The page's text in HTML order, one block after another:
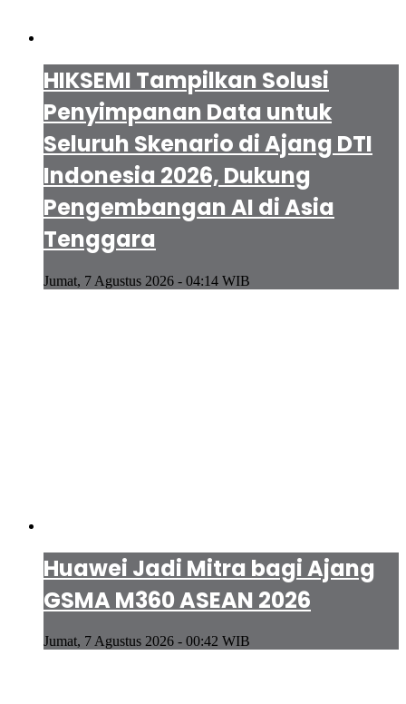
HIKSEMI Tampilkan Solusi
Penyimpanan Data untuk
Seluruh Skenario di Ajang DTI
Indonesia 2026, Dukung
Pengembangan AI di Asia
Tenggara
Jumat, 7 Agustus 2026 - 04:14 WIB
Huawei Jadi Mitra bagi Ajang
GSMA M360 ASEAN 2026
Jumat, 7 Agustus 2026 - 00:42 WIB